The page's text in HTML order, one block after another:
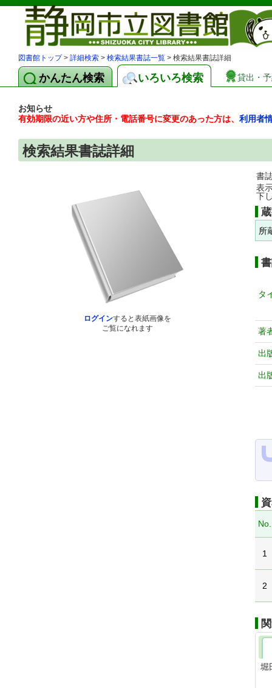
図書館トップ> 詳細検索 > 検索結果書誌一覧 > 検索結果書誌詳細
かんたん検索 いろいろ検索 貸出・
お知らせ
有効期限の近い方や住所・電話番号に変更のあった方は、 利用者
検索結果書誌詳細
ログインすると表紙画像を
ご覧になれます
書
表
下
所
タ
著
出
出
No.
1
2
堀